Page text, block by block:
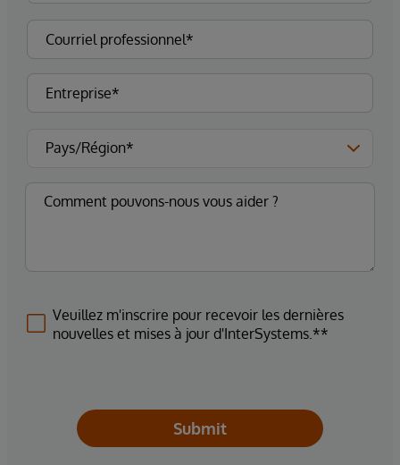
Veuillez m'inscrire pour recevoir les dernières
nouvelles et mises à jour d'InterSystems.**
Submit